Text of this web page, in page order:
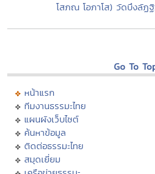
โสภณ โอภาโส) วัดบึงลัฏ
Go To
หน้าแรก
ทีมงานธรรมะไทย
แผนผังเว็บไซต์
ค้นหาข้อมูล
ติดต่อธรรมะไทย
สมุดเยี่ยม